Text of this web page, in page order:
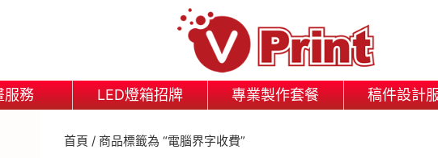
服務 LED燈箱招牌 專業製作套餐 稿件設計
首頁 / 商品標籤為 “電腦界字收費”